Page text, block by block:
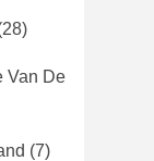
Van De
(7)